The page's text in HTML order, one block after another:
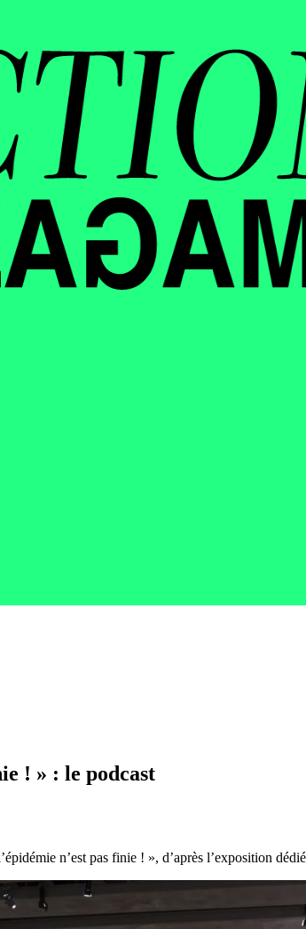
! » : le podcast
n’est pas finie ! », d’après l’exposition